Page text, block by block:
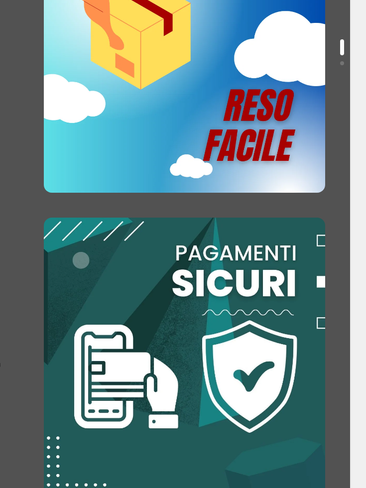
Classe emissione rumore: A
Silenziosità (centrifuga): 71 dB
Partenza differita: Sì
Partenza ritardata: 19 h
Programmi di lavaggio: Cura del bambino, Cotone, Delicati/Seta,
Funzione di risciaquo: Sì
Velocità di centrifuga regolabile: Sì
Velocità di centrifuga minima: 400 Giri/min
Sistema di bilanciamento carico: Sì
Riconoscimento automatico carichi: Sì
Temperatura regolabile: Sì
Funzione aggiungi indumento (pausa): Sì
ERGONOMIA
Protezione per i bambini: Sì